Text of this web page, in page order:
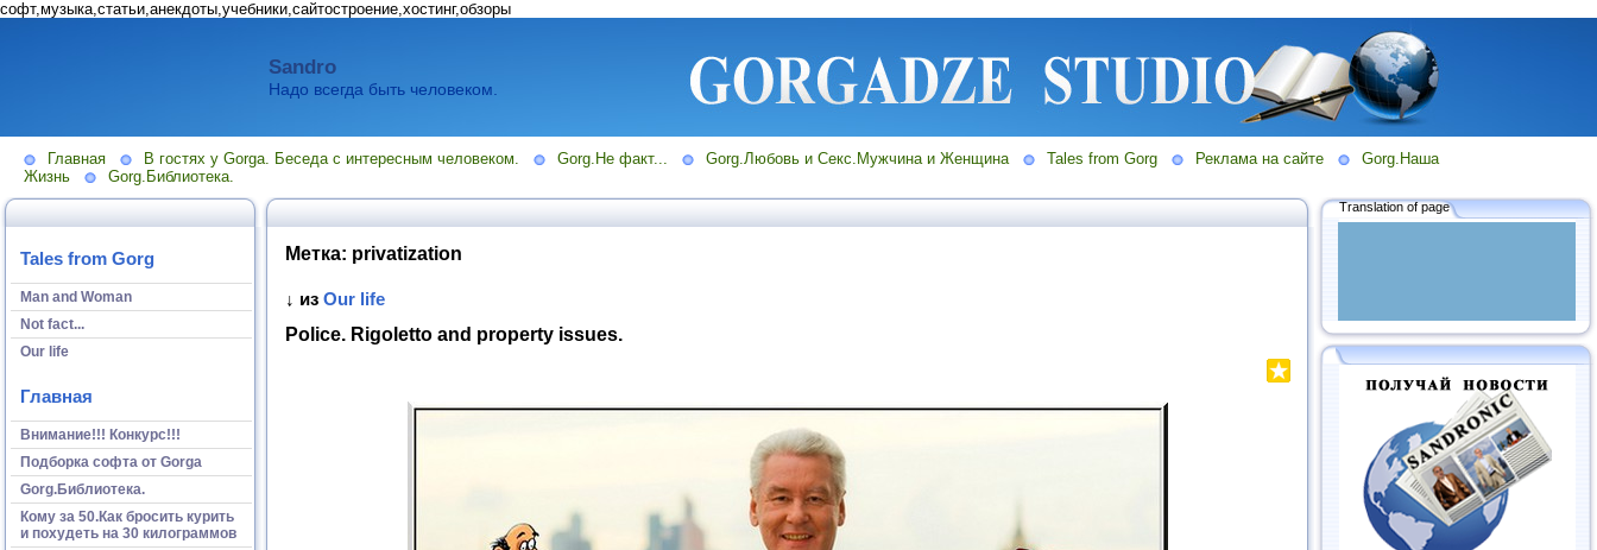
софт,музыка,статьи,анекдоты,учебники,сайтостроение,хостинг,обзоры
Sandro
Надо всегда быть человеком.
Главная В гостях у Gorga. Беседа с интересным человеком. Gorg.Не факт... Gorg.Любовь и Секс.Мужчина и Женщина Tales from Gorg Реклама на сайте
Gorg.Наша
Жизнь
Gorg.Библиотека.
Tales from Gorg
Man and Woman
Not fact...
Our life
Главная
Внимание!!! Конкурс!!!
Подборка софта от Gorga
Gorg.Библиотека.
Кому за 50.Как бросить курить
и похудеть на 30 килограммов
Метка: privatization
↓ из Our life
Police. Rigoletto and property issues.
Translation of page